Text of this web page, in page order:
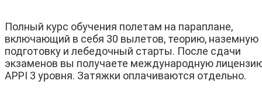
Полный курс обучения полетам на параплане,
включающий в себя 30 вылетов, теорию, наземную
подготовку и лебедочный старты. После сдачи
экзаменов вы получаете международную
APPI 3 уровня. Затяжки оплачиваются отдельно.